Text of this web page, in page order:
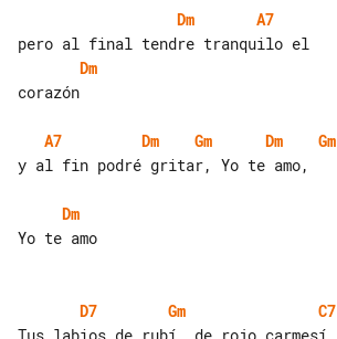
Dm
A7
Dm
corazón
A7 Dm Gm Dm
Gm
y al fin podré gritar, Yo te amo,
Dm
Yo te amo
D7 Gm
C7